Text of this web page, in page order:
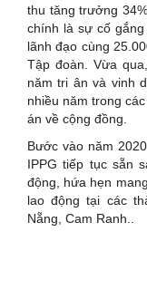
thu tăng trưởng
chính là sự cố
lãnh đạo cùng
Tập đoàn. Vừa
năm tri ân và vinh
nhiều năm trong
án về cộng đồng.
Bước vào năm
IPPG tiếp tục sẵn
động, hứa hẹn
lao động tại các
Nẵng, Cam Ranh..